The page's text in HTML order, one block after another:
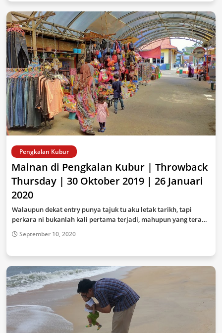
Pengkalan Kubur
Mainan di Pengkalan Kubur | Throwback
Thursday | 30 Oktober 2019 | 26 Januari
2020
Walaupun dekat entry punya tajuk tu aku letak tarikh, tapi
perkara ni bukanlah kali pertama terjadi, mahupun yang tera…
September 10, 2020